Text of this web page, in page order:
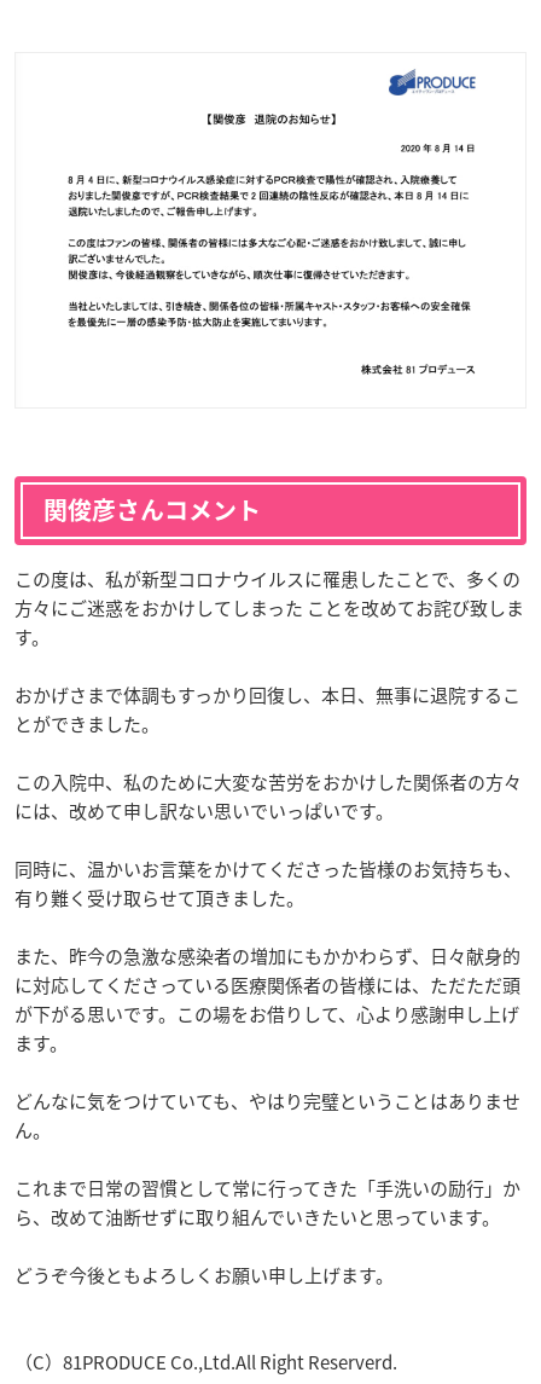
関俊彦さんコメント
この度は、私が新型コロナウイルスに罹患したことで、多くの
方々にご迷惑をおかけしてしまった ことを改めてお詫び致しま
す。
おかげさまで体調もすっかり回復し、本日、無事に退院するこ
とができました。
この入院中、私のために大変な苦労をおかけした関係者の方々
には、改めて申し訳ない思いでいっぱいです。
同時に、温かいお言葉をかけてくださった皆様のお気持ちも、
有り難く受け取らせて頂きました。
また、昨今の急激な感染者の増加にもかかわらず、日々献身的
に対応してくださっている医療関係者の皆様には、ただただ頭
が下がる思いです。この場をお借りして、心より感謝申し上げ
ます。
どんなに気をつけていても、やはり完璧ということはありませ
ん。
これまで日常の習慣として常に行ってきた「手洗いの励行」か
ら、改めて油断せずに取り組んでいきたいと思っています。
どうぞ今後ともよろしくお願い申し上げます。
（C）81PRODUCE Co.,Ltd.All Right Reserverd.